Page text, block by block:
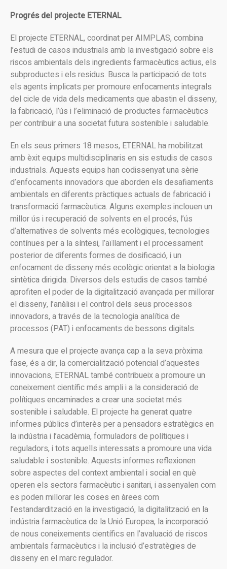
Progrés del projecte ETERNAL
El projecte ETERNAL, coordinat per AIMPLAS, combina
l’estudi de casos industrials amb la investigació sobre els
riscos ambientals dels ingredients farmacèutics actius, els
subproductes i els residus. Busca la participació de tots
els agents implicats per promoure enfocaments integrals
del cicle de vida dels medicaments que abastin el disseny,
la fabricació, l’ús i l’eliminació de productes farmacèutics
per contribuir a una societat futura sostenible i saludable.
En els seus primers 18 mesos, ETERNAL ha mobilitzat
amb èxit equips multidisciplinaris en sis estudis de casos
industrials. Aquests equips han codissenyat una sèrie
d’enfocaments innovadors que aborden els desafiaments
ambientals en diferents pràctiques actuals de fabricació i
transformació farmacèutica. Alguns exemples inclouen un
millor ús i recuperació de solvents en el procés, l’ús
d’alternatives de solvents més ecològiques, tecnologies
contínues per a la síntesi, l’aïllament i el processament
posterior de diferents formes de dosificació, i un
enfocament de disseny més ecològic orientat a la biologia
sintètica dirigida. Diversos dels estudis de casos també
aprofiten el poder de la digitalització avançada per millorar
el disseny, l’anàlisi i el control dels seus processos
innovadors, a través de la tecnologia analítica de
processos (PAT) i enfocaments de bessons digitals.
A mesura que el projecte avança cap a la seva pròxima
fase, és a dir, la comercialització potencial d’aquestes
innovacions, ETERNAL també contribueix a promoure un
coneixement científic més ampli i a la consideració de
polítiques encaminades a crear una societat més
sostenible i saludable. El projecte ha generat quatre
informes públics d’interès per a pensadors estratègics en
la indústria i l’acadèmia, formuladors de polítiques i
reguladors, i tots aquells interessats a promoure una vida
saludable i sostenible. Aquests informes reflexionen
sobre aspectes del context ambiental i social en què
operen els sectors farmacèutic i sanitari, i assenyalen com
es poden millorar les coses en àrees com
l’estandardització en la investigació, la digitalització en la
indústria farmacèutica de la Unió Europea, la incorporació
de nous coneixements científics en l’avaluació de riscos
ambientals farmacèutics i la inclusió d’estratègies de
disseny en el marc regulador.